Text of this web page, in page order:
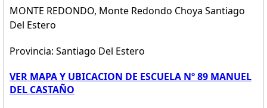
MONTE REDONDO, Monte Redondo Choya Santiago
Del Estero
Provincia: Santiago Del Estero
VER MAPA Y UBICACION DE ESCUELA Nº 89 MANUEL
DEL CASTAÑO